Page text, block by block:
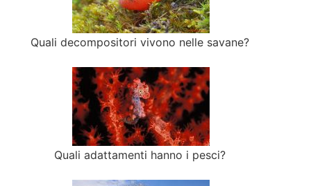
Quali decompositori vivono nelle savane?
Quali adattamenti hanno i pesci?